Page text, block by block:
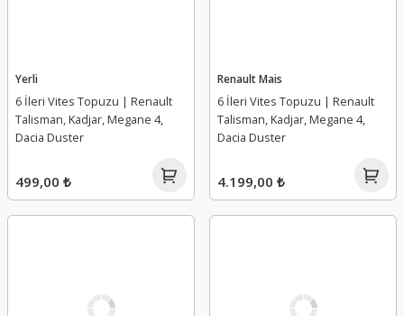
Yerli
6 İleri Vites Topuzu | Renault
Talisman, Kadjar, Megane 4,
Dacia Duster
499,00 ₺
Renault Mais
6 İleri Vites Topuzu | Renault
Talisman, Kadjar, Megane 4,
Dacia Duster
4.199,00 ₺